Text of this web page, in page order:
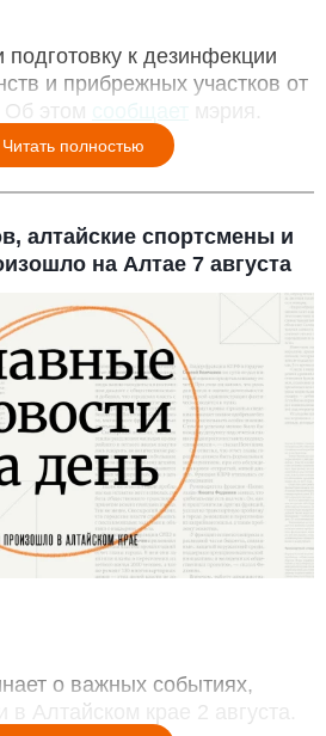
к дезинфекции
и прибрежных участков от
этом
сообщает мэрия.
Читать полностью
алтайские спортсмены и
на Алтае 7 августа
о важных событиях,
Алтайском крае 2 августа.